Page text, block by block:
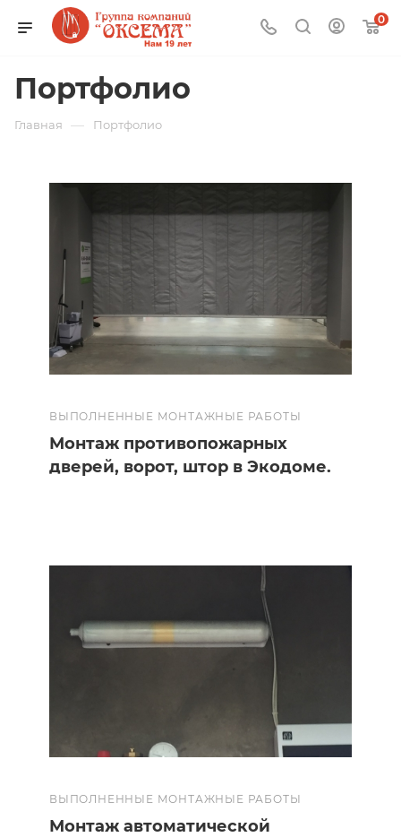
0
Портфолио
Главная — Портфолио
ВЫПОЛНЕННЫЕ МОНТАЖНЫЕ РАБОТЫ
Монтаж противопожарных
дверей, ворот, штор в Экодоме.
ВЫПОЛНЕННЫЕ МОНТАЖНЫЕ РАБОТЫ
Монтаж автоматической